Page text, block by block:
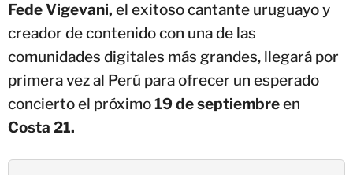
Fede Vigevani, el exitoso cantante uruguayo y
creador de contenido con una de las
comunidades digitales más grandes, llegará por
primera vez al Perú para ofrecer un esperado
concierto el próximo19 de septiembreen
Costa 21.